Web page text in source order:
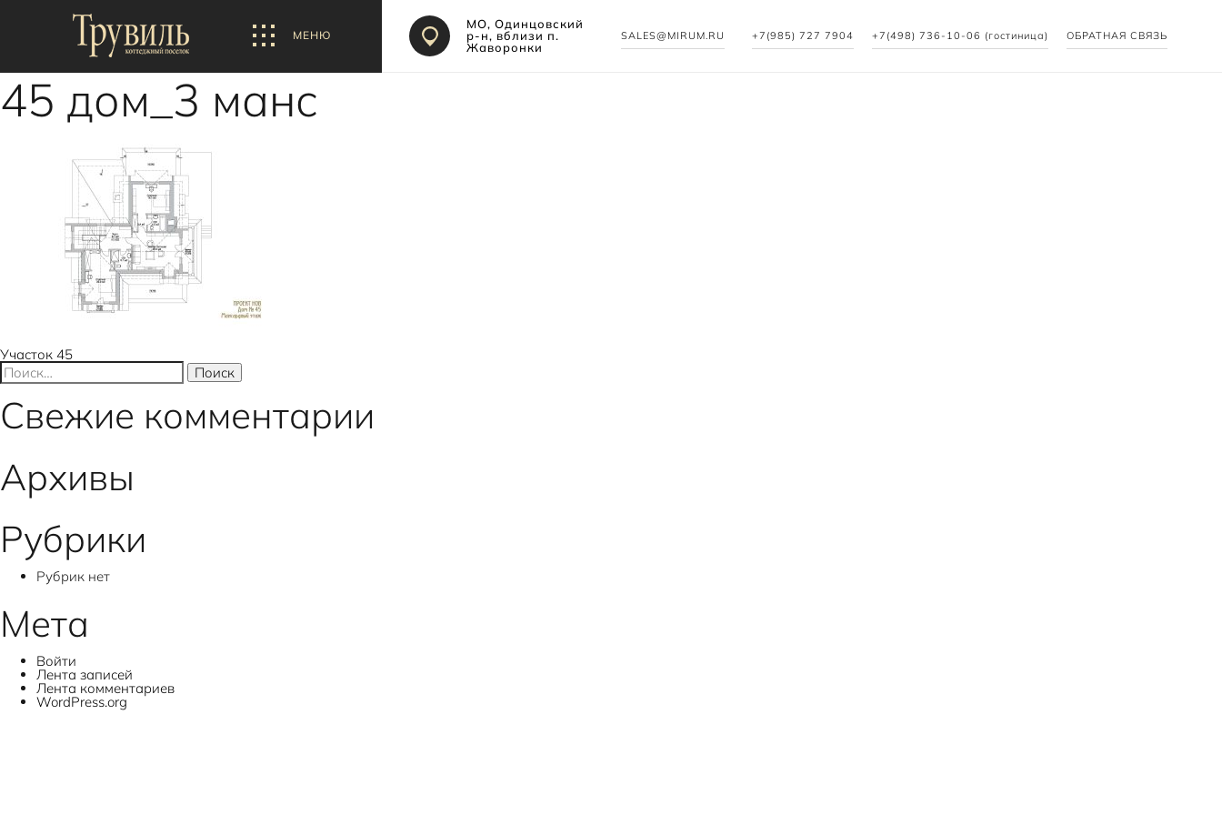
МЕНЮ
МО, Одинцовский
р-н, вблизи п.
Жаворонки
SALES@MIRUM.RU +7(985) 727 7904 +7(498) 736-10-06 (гостиница) ОБРАТНАЯ СВЯЗЬ
45 дом_3 манс
Навигация
по
записям
Участок 45
Найти:
Свежие комментарии
Архивы
Рубрики
Рубрик нет
Мета
Войти
Лента записей
Лента комментариев
WordPress.org